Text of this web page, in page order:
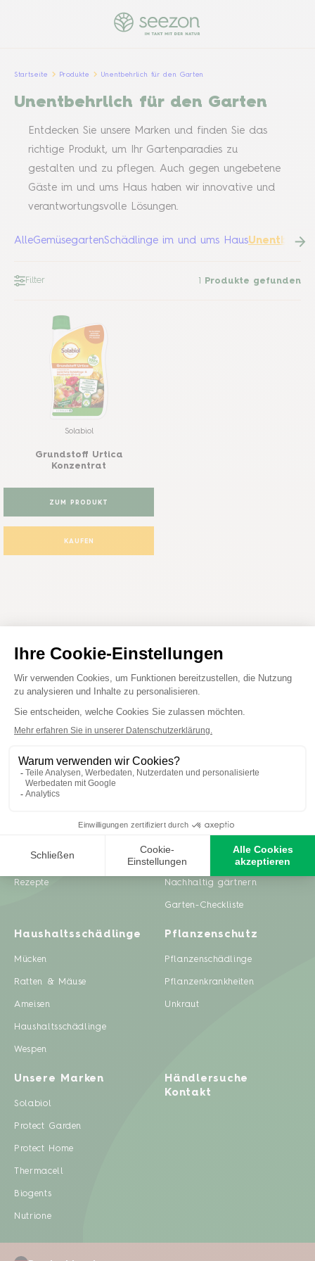
Startseite Produkte Unentbehrlich für den Garten
Unentbehrlich für den Garten
Entdecken Sie unsere Marken und finden Sie das
richtige Produkt, um Ihr Gartenparadies zu
gestalten und zu pflegen. Auch gegen ungebetene
Gäste im und ums Haus haben wir innovative und
verantwortungsvolle Lösungen.
AlleGemüsegartenSchädlinge im und ums Haus
Filter 1 Produkte gefunden
Solabiol
Grundstoff Urtica
Konzentrat
ZUM PRODUKT
KAUFEN
Zero Waste & DIY
Rezepte
Pflanzenpflege
Rasenpflege
Nachhaltig gärtnern
Garten-Checkliste
Haushaltsschädlinge
Mücken
Ratten & Mäuse
Ameisen
Haushaltsschädlinge
Wespen
Pflanzenschutz
Pflanzenschädlinge
Pflanzenkrankheiten
Unkraut
Unsere Marken
Solabiol
Protect Garden
Protect Home
Thermacell
Biogents
Nutrione
Händlersuche
Kontakt